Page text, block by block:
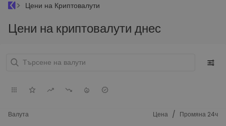
Цени на Криптовалути
Цени на криптовалути днес
Валута Цена / Промяна 24ч